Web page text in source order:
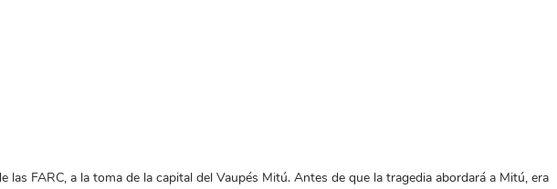
FARC, a la toma de la capital del Vaupés Mitú. Antes de que la tragedia abordará a Mitú, era